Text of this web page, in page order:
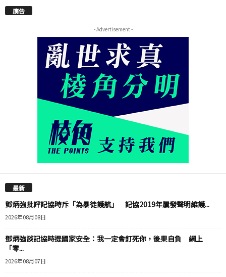
廣告
- Advertisement -
最新
鄧炳強批評記協時斥「為暴徒護航」 記協2019年屢發聲明維護...
2026年08月08日
鄧炳強談記協時提國家安全：我一定會釘死你，後果自負 網上
「零...
2026年08月07日